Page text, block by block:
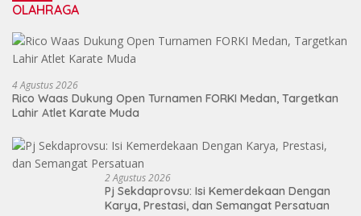
OLAHRAGA
4 Agustus 2026
Rico Waas Dukung Open Turnamen FORKI Medan, Targetkan
Lahir Atlet Karate Muda
2 Agustus 2026
Pj Sekdaprovsu: Isi Kemerdekaan Dengan
Karya, Prestasi, dan Semangat Persatuan